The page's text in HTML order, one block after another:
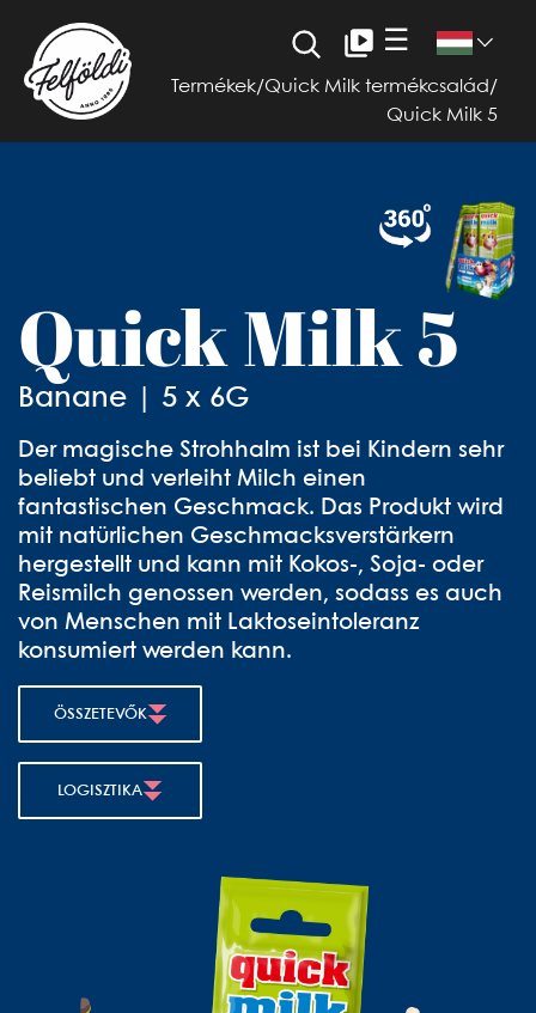
☰
Termékek/Quick Milk termékcsalád /
Quick Milk 5
Quick Milk 5
Banane | 5 x 6G
Der magische Strohhalm ist bei Kindern sehr
beliebt und verleiht Milch einen
fantastischen Geschmack. Das Produkt wird
mit natürlichen Geschmacksverstärkern
hergestellt und kann mit Kokos-, Soja- oder
Reismilch genossen werden, sodass es auch
von Menschen mit Laktoseintoleranz
konsumiert werden kann.
ÖSSZETEVŐK
LOGISZTIKA